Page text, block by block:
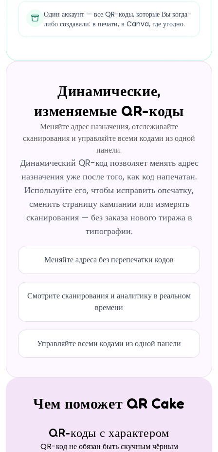
Один аккаунт — все QR-коды, которые Вы когда-
либо создавали: в печати, в Canva, где угодно.
Динамические,
изменяемые QR-коды
Меняйте адрес назначения, отслеживайте
сканирования и управляйте всеми кодами из одной
панели.
Динамический QR-код позволяет менять адрес
назначения уже после того, как код напечатан.
Используйте его, чтобы исправить опечатку,
сменить страницу кампании или измерять
сканирования — без заказа нового тиража в
типографии.
Меняйте адреса без перепечатки кодов
Смотрите сканирования и аналитику в реальном
времени
Управляйте всеми кодами из одной панели
Чем поможет QR Cake
QR-коды с характером
QR-код не обязан быть скучным чёрным